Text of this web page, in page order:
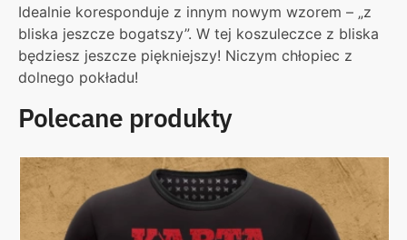
Idealnie koresponduje z innym nowym wzorem – „z
bliska jeszcze bogatszy”. W tej koszuleczce z bliska
będziesz jeszcze piękniejszy! Niczym chłopiec z
dolnego pokładu!
Polecane produkty